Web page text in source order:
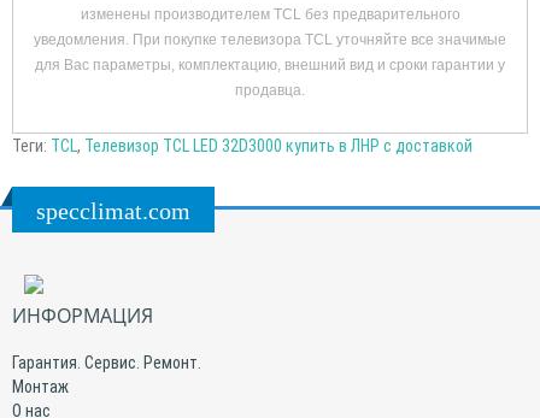
изменены производителем TCL без предварительного
уведомления. При покупке телевизора TCL уточняйте все значимые
для Вас параметры, комплектацию, внешний вид и сроки гарантии у
продавца.
Теги: TCL, Телевизор TCL LED 32D3000 купить в ЛНР с доставкой
specclimat.com
ИНФОРМАЦИЯ
Гарантия. Сервис. Ремонт.
Монтаж
О нас